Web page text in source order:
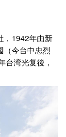
，1942年由新
（今台中忠烈
台湾光复後，